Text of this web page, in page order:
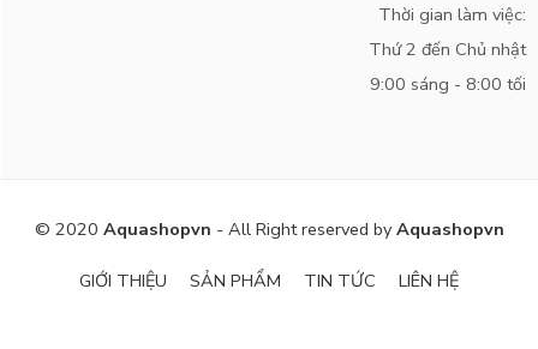
Thời gian làm việc:
Thứ 2 đến Chủ nhật
9:00 sáng - 8:00 tối
© 2020 Aquashopvn - All Right reserved byAquashopvn
GIỚI THIỆU SẢN PHẨM TIN TỨC LIÊN HỆ